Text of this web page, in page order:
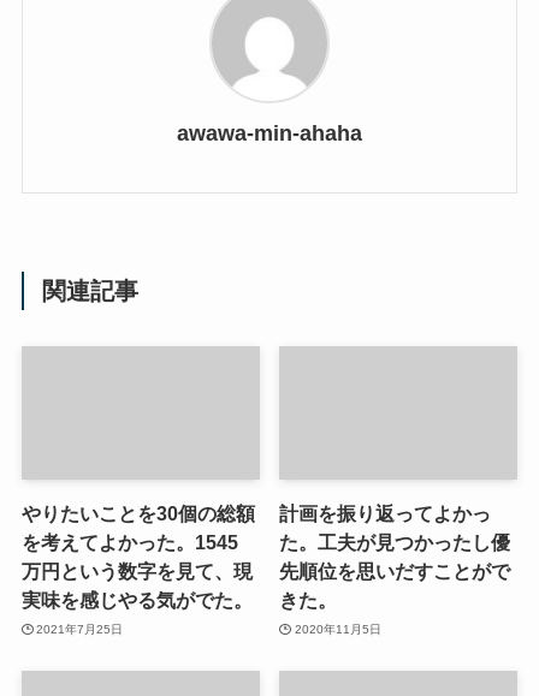
awawa-min-ahaha
関連記事
やりたいことを30個の総額
を考えてよかった。1545
万円という数字を見て、現
実味を感じやる気がでた。
2021年7月25日
計画を振り返ってよかっ
た。工夫が見つかったし優
先順位を思いだすことがで
きた。
2020年11月5日